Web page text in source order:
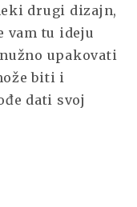
drugi dizajn,
vam tu ideju
upakovati
biti i
dati svoj